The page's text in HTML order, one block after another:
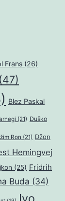
Frans (26)
(47)
Blez Paskal
(21) Duško
Ron (21) Džon
Hemingvej
(25) Fridrih
Buda (34)